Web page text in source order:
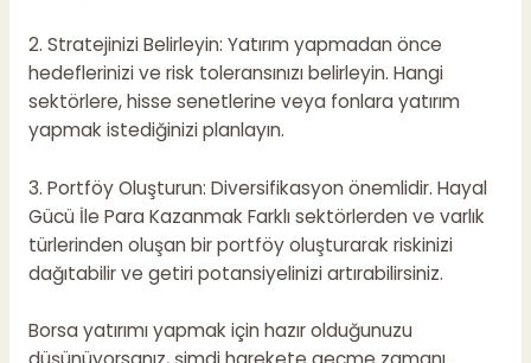
2. Stratejinizi Belirleyin: Yatırım yapmadan önce
hedeflerinizi ve risk toleransınızı belirleyin. Hangi
sektörlere, hisse senetlerine veya fonlara yatırım
yapmak istediğinizi planlayın.
3. Portföy Oluşturun: Diversifikasyon önemlidir. Hayal
Gücü İle Para Kazanmak Farklı sektörlerden ve varlık
türlerinden oluşan bir portföy oluşturarak riskinizi
dağıtabilir ve getiri potansiyelinizi artırabilirsiniz.
Borsa yatırımı yapmak için hazır olduğunuzu